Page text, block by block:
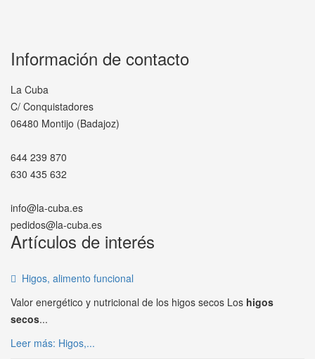
Información de contacto
La Cuba
C/ Conquistadores
06480 Montijo (Badajoz)
644 239 870
630 435 632
info@la-cuba.es
pedidos@la-cuba.es
Artículos de interés
Higos, alimento funcional
Valor energético y nutricional de los higos secos Los higos
secos...
Leer más: Higos,...